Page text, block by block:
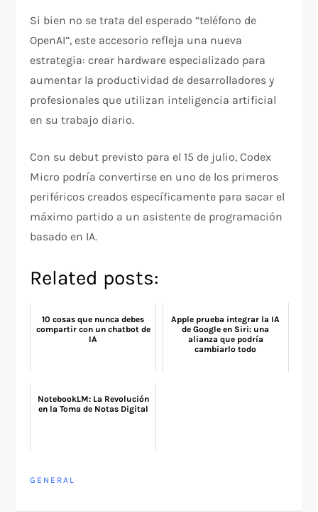
Si bien no se trata del esperado “teléfono de
OpenAI”, este accesorio refleja una nueva
estrategia: crear hardware especializado para
aumentar la productividad de desarrolladores y
profesionales que utilizan inteligencia artificial
en su trabajo diario.
Con su debut previsto para el 15 de julio, Codex
Micro podría convertirse en uno de los primeros
periféricos creados específicamente para sacar el
máximo partido a un asistente de programación
basado en IA.
Related posts:
10 cosas que nunca debes
compartir con un chatbot de
IA
Apple prueba integrar la IA
de Google en Siri: una
alianza que podría
cambiarlo todo
NotebookLM: La Revolución
en la Toma de Notas Digital
GENERAL